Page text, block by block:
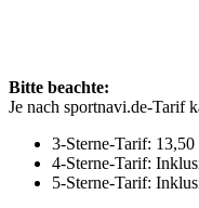
Bitte beachte:
Je nach sportnavi.de-Tarif
3-Sterne-Tarif:
4-Sterne-Tarif:
5-Sterne-Tarif: